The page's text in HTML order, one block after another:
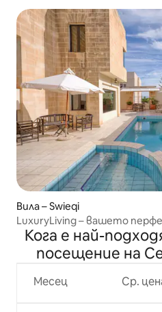
Вила – Swieqi
LuxuryLiving – вашето
Кога е най-
посещение на
Месец Ср.